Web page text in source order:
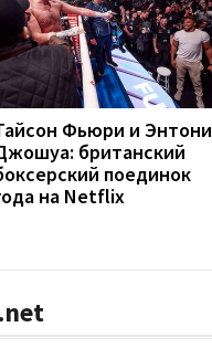
Фьюри и Энтони
британский
поединок
на Netflix